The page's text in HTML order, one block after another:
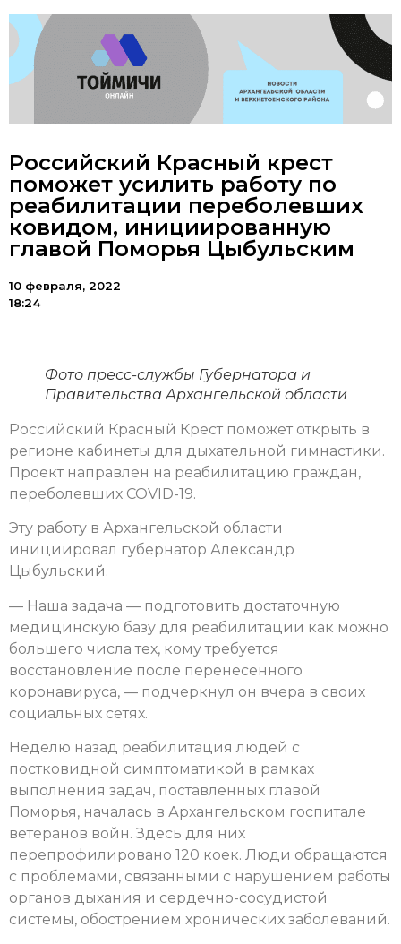
Российский Красный крест
поможет усилить работу по
реабилитации переболевших
ковидом, инициированную
главой Поморья Цыбульским
10 февраля, 2022
18:24
Фото пресс-службы Губернатора и
Правительства Архангельской области
Российский Красный Крест поможет открыть в
регионе кабинеты для дыхательной гимнастики.
Проект направлен на реабилитацию граждан,
переболевших COVID-19.
Эту работу в Архангельской области
инициировал губернатор Александр
Цыбульский.
— Наша задача — подготовить достаточную
медицинскую базу для реабилитации как можно
большего числа тех, кому требуется
восстановление после перенесённого
коронавируса, — подчеркнул он вчера в своих
социальных сетях.
Неделю назад реабилитация людей с
постковидной симптоматикой в рамках
выполнения задач, поставленных главой
Поморья, началась в Архангельском госпитале
ветеранов войн. Здесь для них
перепрофилировано 120 коек. Люди обращаются
с проблемами, связанными с нарушением работы
органов дыхания и сердечно-сосудистой
системы, обострением хронических заболеваний.